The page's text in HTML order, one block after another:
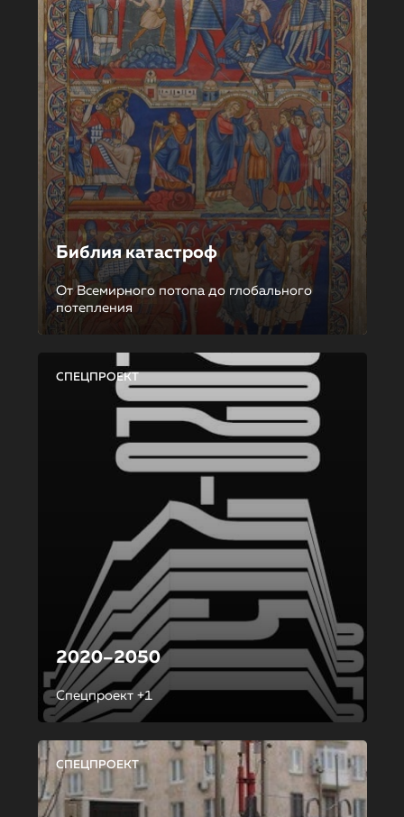
Библия катастроф
От Всемирного потопа до глобального
потепления
СПЕЦПРОЕКТ
2020–2050
Спецпроект +1
СПЕЦПРОЕКТ